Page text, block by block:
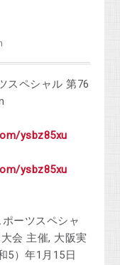
スペシャル 第76
ysbz85xu
ysbz85xu
ーツスペシャ
会 主催, 大阪実
5）年1月15日